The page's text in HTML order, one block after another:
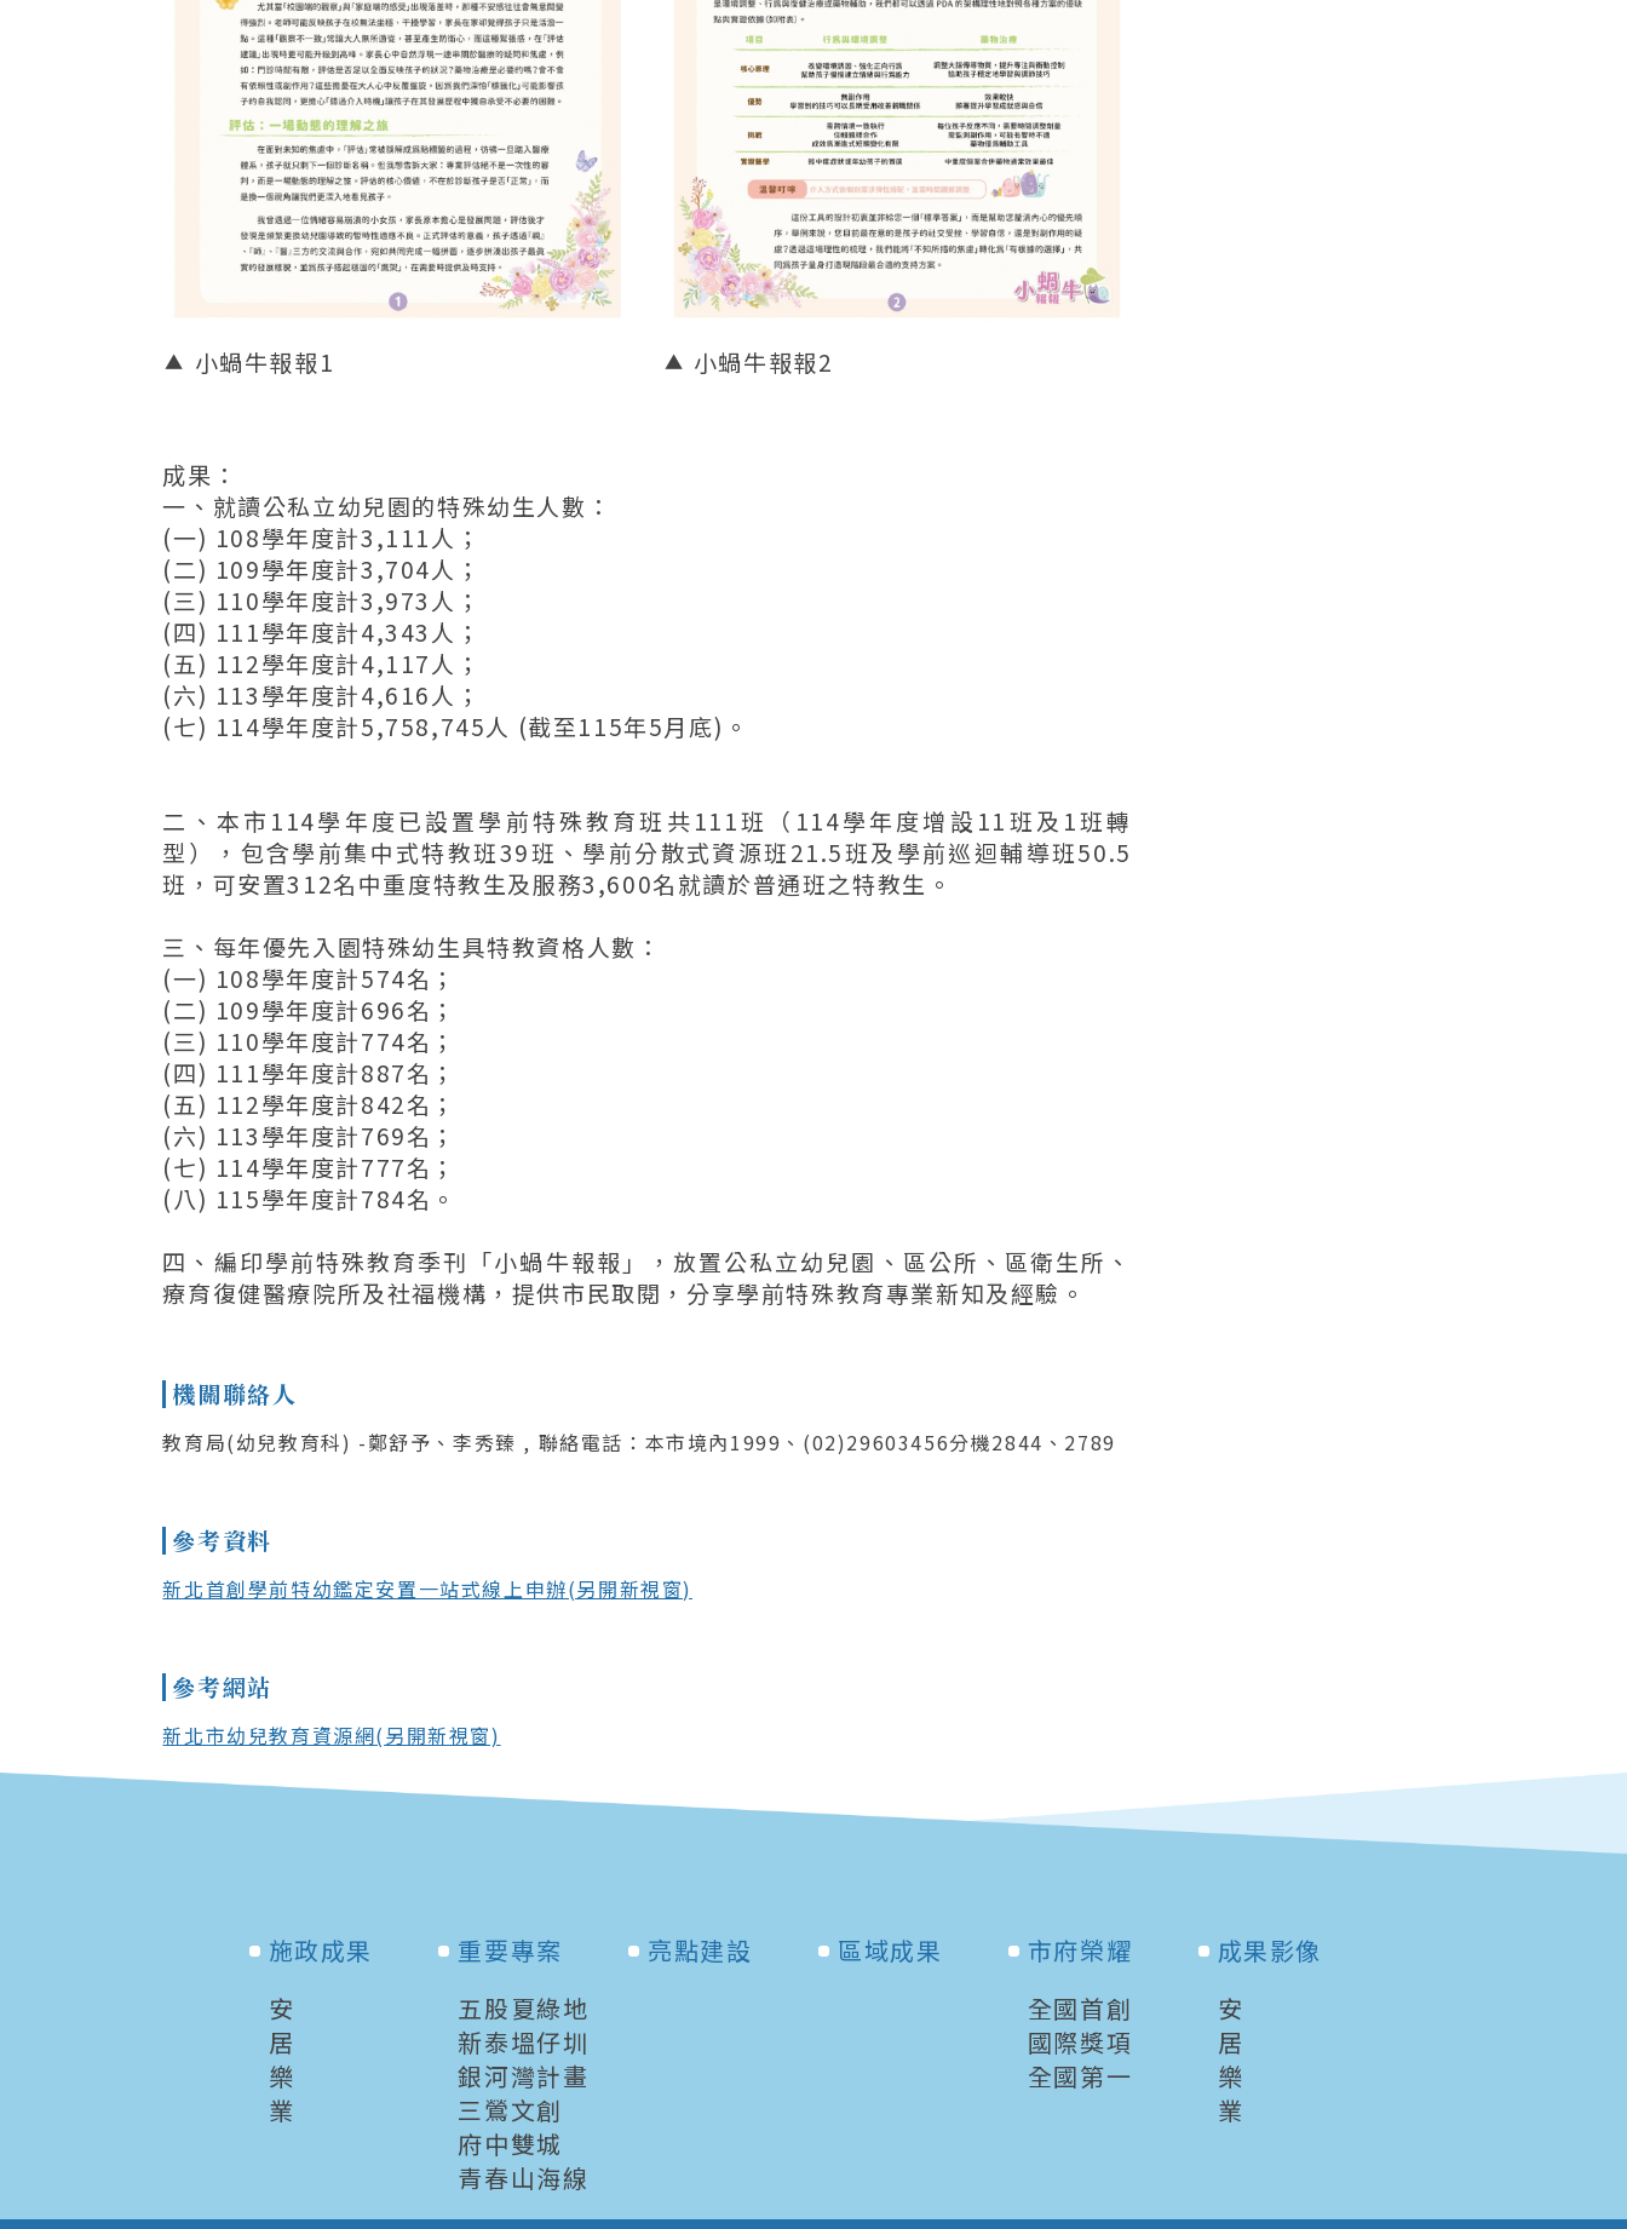
小蝸牛報報1 小蝸牛報報2
成果：
一、就讀公私立幼兒園的特殊幼生人數：
(一) 108學年度計3,111人；
(二) 109學年度計3,704人；
(三) 110學年度計3,973人；
(四) 111學年度計4,343人；
(五) 112學年度計4,117人；
(六) 113學年度計4,616人；
(七) 114學年度計5,758,745人 (截至115年5月底)。
二、本市114學年度已設置學前特殊教育班共111班（114學年度增設11班及1班轉
型），包含學前集中式特教班39班、學前分散式資源班21.5班及學前巡迴輔導班50.5
班，可安置312名中重度特教生及服務3,600名就讀於普通班之特教生。
三、每年優先入園特殊幼生具特教資格人數：
(一) 108學年度計574名；
(二) 109學年度計696名；
(三) 110學年度計774名；
(四) 111學年度計887名；
(五) 112學年度計842名；
(六) 113學年度計769名；
(七) 114學年度計777名；
(八) 115學年度計784名。
四、編印學前特殊教育季刊「小蝸牛報報」，放置公私立幼兒園、區公所、區衛生所、
療育復健醫療院所及社福機構，提供市民取閱，分享學前特殊教育專業新知及經驗。
機關聯絡人
教育局(幼兒教育科) -鄭舒予、李秀臻 , 聯絡電話：本市境內1999、(02)29603456分機2844、2789
參考資料
新北首創學前特幼鑑定安置一站式線上申辦(另開新視窗)
參考網站
新北市幼兒教育資源網(另開新視窗)
施政成果
安
居
樂
業
重要專案
五股夏綠地
新泰塭仔圳
銀河灣計畫
三鶯文創
府中雙城
青春山海線
亮點建設 區域成果
市府榮耀
全國首創
國際獎項
全國第一
成果影像
安
居
樂
業